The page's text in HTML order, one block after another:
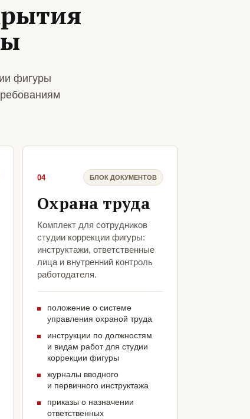
фигуры
04 БЛОК ДОКУМЕНТОВ
Охрана труда
Комплект для сотрудников
студии коррекции фигуры:
инструктажи, ответственные
лица и внутренний контроль
работодателя.
положение о системе
управления охраной труда
инструкции по должностям
и видам работ для студии
коррекции фигуры
журналы вводного
и первичного инструктажа
приказы о назначении
ответственных